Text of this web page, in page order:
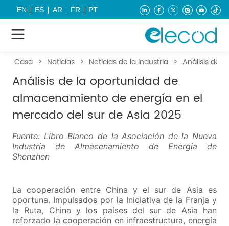
EN ES AR FR PT
Casa > Noticias > Noticias de la Industria > Análisis de
Análisis de la oportunidad de
almacenamiento de energía en el
mercado del sur de Asia 2025